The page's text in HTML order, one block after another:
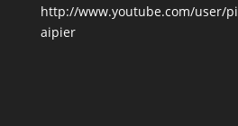
http://www.youtube.com/user/pi
aipier